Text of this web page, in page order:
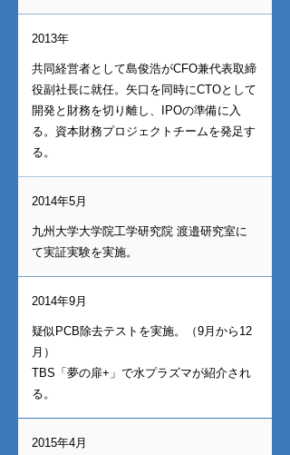
2013年
共同経営者として島俊浩がCFO兼代表取締
役副社長に就任。矢口を同時にCTOとして
開発と財務を切り離し、IPOの準備に入
る。資本財務プロジェクトチームを発足す
る。
2014年5月
九州大学大学院工学研究院 渡邉研究室に
て実証実験を実施。
2014年9月
疑似PCB除去テストを実施。（9月から12
月）
TBS「夢の扉+」で水プラズマが紹介され
る。
2015年4月